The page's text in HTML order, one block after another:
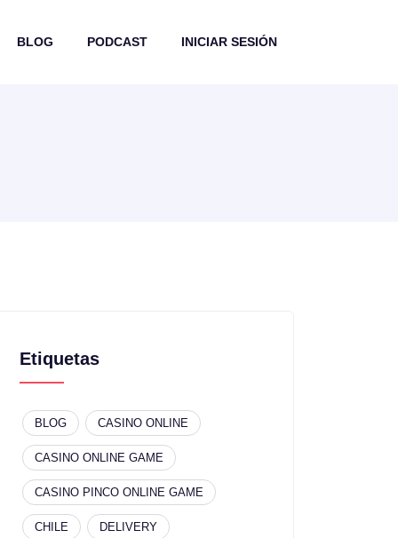
BLOG PODCAST INICIAR SESIÓN
Etiquetas
BLOG CASINO ONLINE
CASINO ONLINE GAME
CASINO PINCO ONLINE GAME
CHILE DELIVERY